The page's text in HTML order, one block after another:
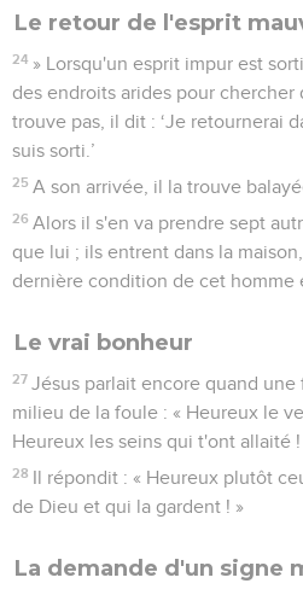
Le retour de l'esprit
24 » Lorsqu'un esprit impur est
des endroits arides pour chercher
trouve pas, il dit : ‘Je retournerai
suis sorti.’
25 A son arrivée, il la trouve
26 Alors il s'en va prendre sept
que lui ; ils entrent dans la
dernière condition de cet homme
Le vrai bonheur
27 Jésus parlait encore quand
milieu de la foule : « Heureux le
Heureux les seins qui t'ont allaité !
28 Il répondit : « Heureux plutôt
de Dieu et qui la gardent ! »
La demande d'un signe